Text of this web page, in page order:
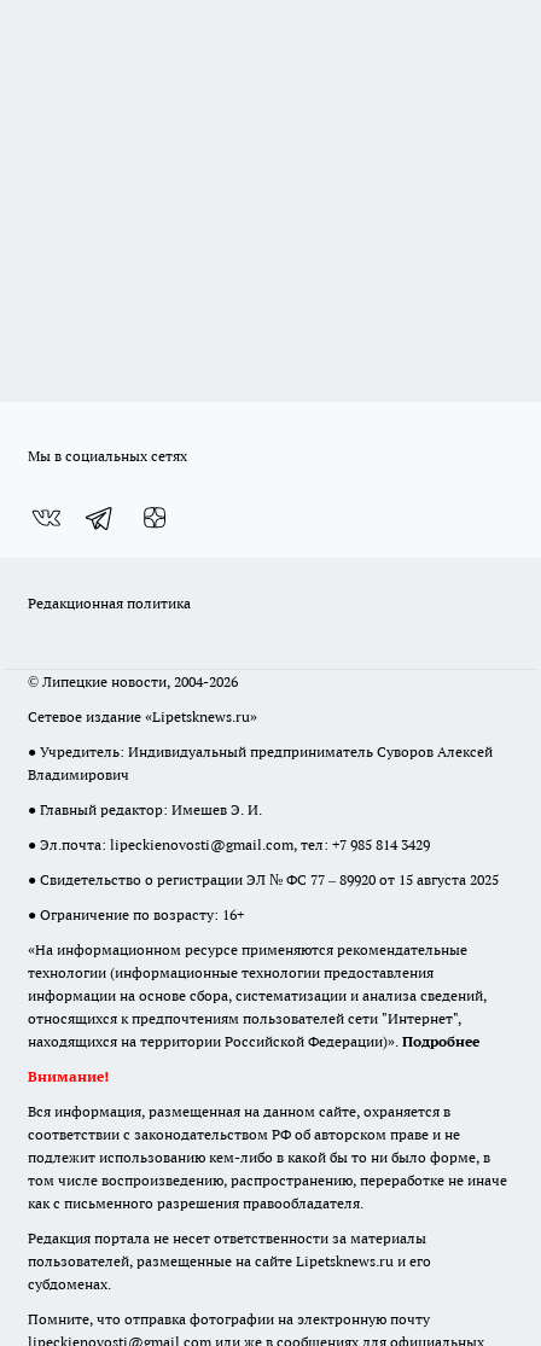
Мы в социальных сетях
Редакционная политика
© Липецкие новости, 2004-2026
Сетевое издание «Lipetsknews.ru»
● Учредитель: Индивидуальный предприниматель Суворов Алексей
Владимирович
● Главный редактор: Имешев Э. И.
● Эл.почта: lipeckienovosti@gmail.com, тел: +7 985 814 3429
● Свидетельство о регистрации ЭЛ № ФС 77 – 89920 от 15 августа 2025
● Ограничение по возрасту: 16+
«На информационном ресурсе применяются рекомендательные
технологии (информационные технологии предоставления
информации на основе сбора, систематизации и анализа сведений,
относящихся к предпочтениям пользователей сети "Интернет",
находящихся на территории Российской Федерации)». Подробнее
Внимание!
Вся информация, размещенная на данном сайте, охраняется в
соответствии с законодательством РФ об авторском праве и не
подлежит использованию кем-либо в какой бы то ни было форме, в
том числе воспроизведению, распространению, переработке не иначе
как с письменного разрешения правообладателя.
Редакция портала не несет ответственности за материалы
пользователей, размещенные на сайте Lipetsknews.ru и его
субдоменах.
Помните, что отправка фотографии на электронную почту
lipeckienovosti@gmail.com или же в сообщениях для официальных